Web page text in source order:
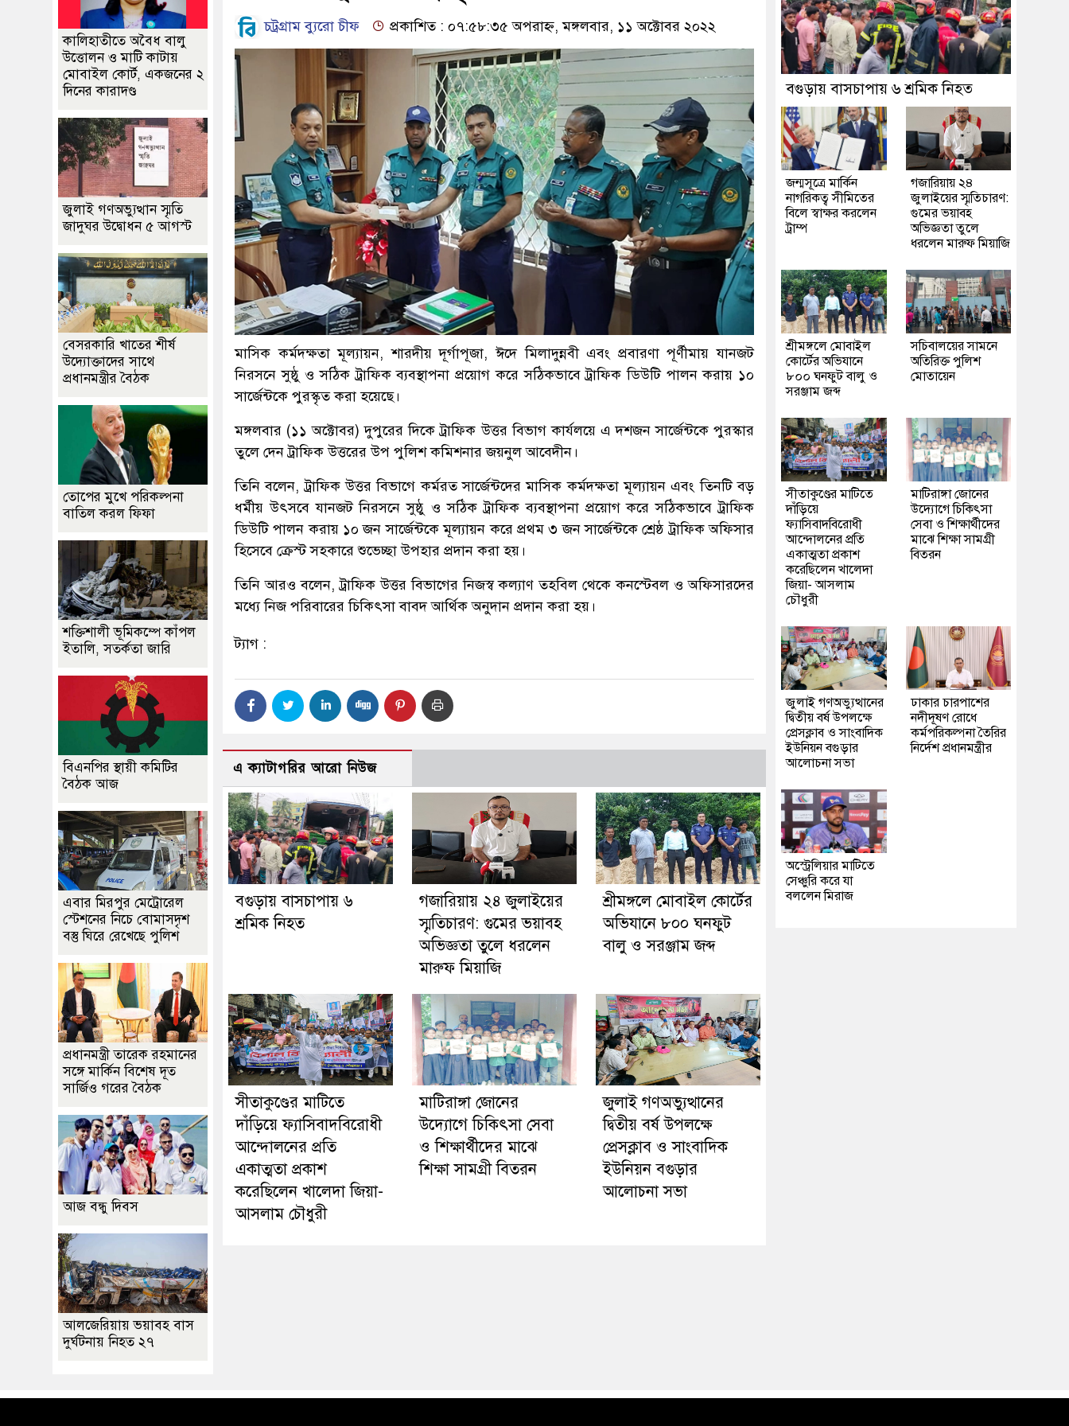
চট্রগ্রাম ব্যুরো চীফ প্রকাশিত : ০৭:৫৮:৩৫ অপরাহ্ন, মঙ্গলবার, ১১ অক্টোবর ২০২২
মাসিক কর্মদক্ষতা মূল্যায়ন, শারদীয় দূর্গাপূজা, ঈদে মিলাদুন্নবী এবং প্রবারণা পূর্ণীমায় যানজট
নিরসনে সুষ্ঠু ও সঠিক ট্রাফিক ব্যবস্থাপনা প্রয়োগ করে সঠিকভাবে ট্রাফিক ডিউটি পালন করায় ১০
সার্জেন্টকে পুরস্কৃত করা হয়েছে।
মঙ্গলবার (১১ অক্টোবর) দুপুরের দিকে ট্রাফিক উত্তর বিভাগ কার্যলয়ে এ দশজন সার্জেন্টকে পুরস্কার
তুলে দেন ট্রাফিক উত্তরের উপ পুলিশ কমিশনার জয়নুল আবেদীন।
তিনি বলেন, ট্রাফিক উত্তর বিভাগে কর্মরত সার্জেন্টদের মাসিক কর্মদক্ষতা মূল্যায়ন এবং তিনটি বড়
ধর্মীয় উৎসবে যানজট নিরসনে সুষ্ঠু ও সঠিক ট্রাফিক ব্যবস্থাপনা প্রয়োগ করে সঠিকভাবে ট্রাফিক
ডিউটি পালন করায় ১০ জন সার্জেন্টকে মূল্যায়ন করে প্রথম ৩ জন সার্জেন্টকে শ্রেষ্ঠ ট্রাফিক অফিসার
হিসেবে ক্রেস্ট সহকারে শুভেচ্ছা উপহার প্রদান করা হয়।
তিনি আরও বলেন, ট্রাফিক উত্তর বিভাগের নিজস্ব কল্যাণ তহবিল থেকে কনস্টেবল ও অফিসারদের
মধ্যে নিজ পরিবারের চিকিৎসা বাবদ আর্থিক অনুদান প্রদান করা হয়।
ট্যাগ :
এ ক্যাটাগরির আরো নিউজ
বগুড়ায় বাসচাপায় ৬
শ্রমিক নিহত
গজারিয়ায় ২৪ জুলাইয়ের
স্মৃতিচারণ: গুমের ভয়াবহ
অভিজ্ঞতা তুলে ধরলেন
মারুফ মিয়াজি
শ্রীমঙ্গলে মোবাইল কোর্টের
অভিযানে ৮০০ ঘনফুট
বালু ও সরঞ্জাম জব্দ
সীতাকুণ্ডের মাটিতে
দাঁড়িয়ে ফ্যাসিবাদবিরোধী
আন্দোলনের প্রতি
একাত্মতা প্রকাশ
করেছিলেন খালেদা জিয়া-
আসলাম চৌধুরী
মাটিরাঙ্গা জোনের
উদ্যোগে চিকিৎসা সেবা
ও শিক্ষার্থীদের মাঝে
শিক্ষা সামগ্রী বিতরন
জুলাই গণঅভ্যুত্থানের
দ্বিতীয় বর্ষ উপলক্ষে
প্রেসক্লাব ও সাংবাদিক
ইউনিয়ন বগুড়ার
আলোচনা সভা
কালিহাতীতে অবৈধ বালু
উত্তোলন ও মাটি কাটায়
মোবাইল কোর্ট, একজনের ২
দিনের কারাদণ্ড
জুলাই গণঅভ্যুত্থান স্মৃতি
জাদুঘর উদ্বোধন ৫ আগস্ট
বেসরকারি খাতের শীর্ষ
উদ্যোক্তাদের সাথে
প্রধানমন্ত্রীর বৈঠক
তোপের মুখে পরিকল্পনা
বাতিল করল ফিফা
শক্তিশালী ভূমিকম্পে কাঁপল
ইতালি, সতর্কতা জারি
বিএনপির স্থায়ী কমিটির
বৈঠক আজ
এবার মিরপুর মেট্রোরেল
স্টেশনের নিচে বোমাসদৃশ
বস্তু ঘিরে রেখেছে পুলিশ
প্রধানমন্ত্রী তারেক রহমানের
সঙ্গে মার্কিন বিশেষ দূত
সার্জিও গরের বৈঠক
আজ বন্ধু দিবস
আলজেরিয়ায় ভয়াবহ বাস
দুর্ঘটনায় নিহত ২৭
বগুড়ায় বাসচাপায় ৬ শ্রমিক নিহত
জন্মসূত্রে মার্কিন
নাগরিকত্ব সীমিতের
বিলে স্বাক্ষর করলেন
ট্রাম্প
গজারিয়ায় ২৪
জুলাইয়ের স্মৃতিচারণ:
গুমের ভয়াবহ
অভিজ্ঞতা তুলে
ধরলেন মারুফ মিয়াজি
শ্রীমঙ্গলে মোবাইল
কোর্টের অভিযানে
৮০০ ঘনফুট বালু ও
সরঞ্জাম জব্দ
সচিবালয়ের সামনে
অতিরিক্ত পুলিশ
মোতায়েন
সীতাকুণ্ডের মাটিতে
দাঁড়িয়ে
ফ্যাসিবাদবিরোধী
আন্দোলনের প্রতি
একাত্মতা প্রকাশ
করেছিলেন খালেদা
জিয়া- আসলাম
চৌধুরী
মাটিরাঙ্গা জোনের
উদ্যোগে চিকিৎসা
সেবা ও শিক্ষার্থীদের
মাঝে শিক্ষা সামগ্রী
বিতরন
জুলাই গণঅভ্যুত্থানের
দ্বিতীয় বর্ষ উপলক্ষে
প্রেসক্লাব ও সাংবাদিক
ইউনিয়ন বগুড়ার
আলোচনা সভা
ঢাকার চারপাশের
নদীদূষণ রোধে
কর্মপরিকল্পনা তৈরির
নির্দেশ প্রধানমন্ত্রীর
অস্ট্রেলিয়ার মাটিতে
সেঞ্চুরি করে যা
বললেন মিরাজ